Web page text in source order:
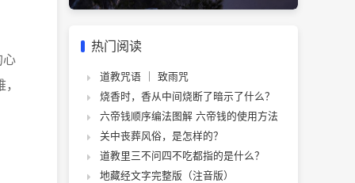
热门阅读
道教咒语 ｜ 致雨咒
烧香时，香从中间烧断了暗示了什么？
六帝钱顺序编法图解 六帝钱的使用方法
关中丧葬风俗，是怎样的？
道教里三不问四不吃都指的是什么？
地藏经文字完整版（注音版）